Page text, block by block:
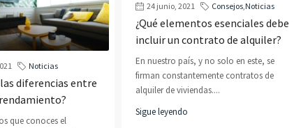
Noticias
las diferencias entre
que conoces el
24 junio, 2021 Consejos,Noticias
¿Qué elementos esenciales debe
incluir un contrato de alquiler?
En nuestro país, y no solo en este, se
firman constantemente contratos de
alquiler de viviendas....
Sigue leyendo